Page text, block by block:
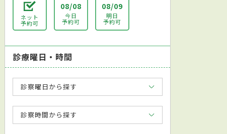
ネット
予約可
08/08
今日
予約可
08/09
明日
予約可
診療曜日・時間
診察曜日から探す
診察時間から探す